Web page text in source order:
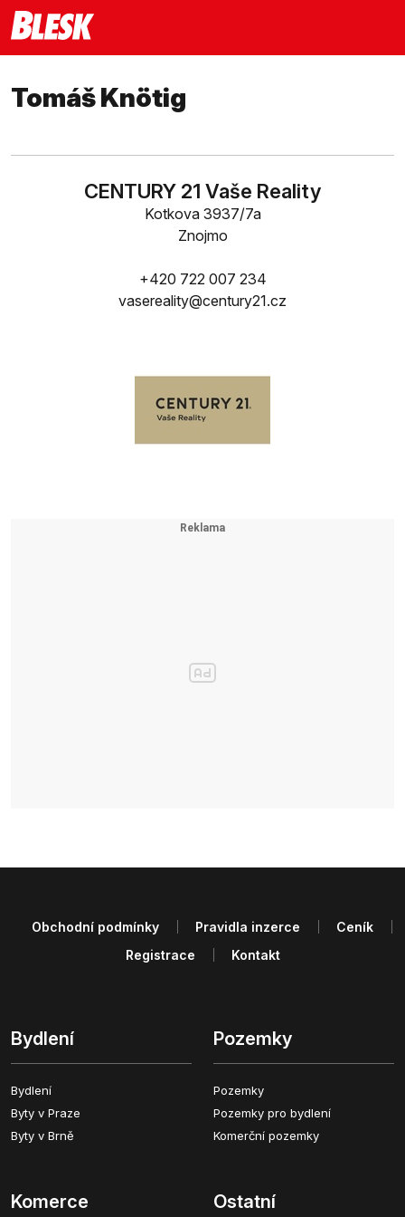
Tomáš Knötig
CENTURY 21 Vaše Reality
Kotkova 3937/7a
Znojmo
+420 722 007 234
vasereality@century21.cz
Bydlení
Bydlení
Byty v Praze
Byty v Brně
Pozemky
Pozemky
Pozemky pro bydlení
Komerční pozemky
Komerce Ostatní
Obchodní podmínky Pravidla inzerce
Ceník
Registrace
Kontakt